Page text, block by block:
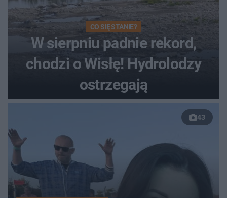
CO SIĘ STANIE?
W sierpniu padnie rekord,
chodzi o Wisłę! Hydrolodzy
ostrzegają
43